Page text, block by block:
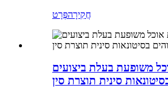
חֲקִירָהפְּרָט
משופעת בעלת ביצועים
סינית תוצרת סין